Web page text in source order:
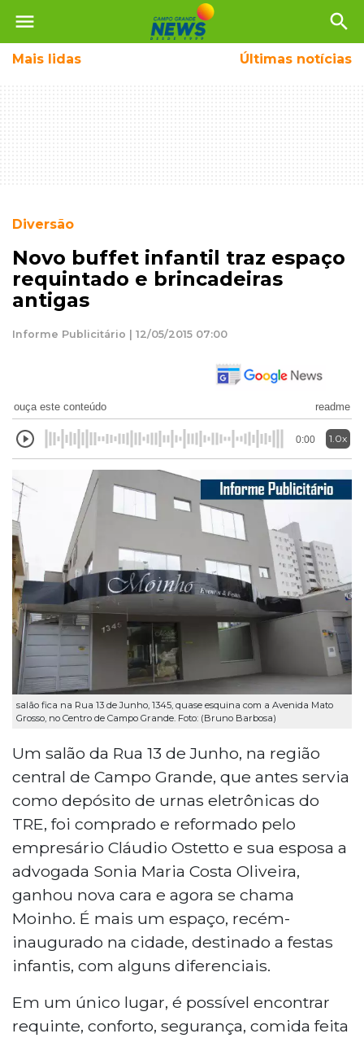
menu search
Mais lidas Últimas notícias
Diversão
Novo buffet infantil traz espaço
requintado e brincadeiras
antigas
Informe Publicitário | 12/05/2015 07:00
ouça este conteúdo readme
0:00 1.0x
salão fica na Rua 13 de Junho, 1345, quase esquina com a Avenida Mato
Grosso, no Centro de Campo Grande. Foto: (Bruno Barbosa)
Um salão da Rua 13 de Junho, na região
central de Campo Grande, que antes servia
como depósito de urnas eletrônicas do
TRE, foi comprado e reformado pelo
empresário Cláudio Ostetto e sua esposa a
advogada Sonia Maria Costa Oliveira,
ganhou nova cara e agora se chama
Moinho. É mais um espaço, recém-
inaugurado na cidade, destinado a festas
infantis, com alguns diferenciais.
Em um único lugar, é possível encontrar
requinte, conforto, segurança, comida feita